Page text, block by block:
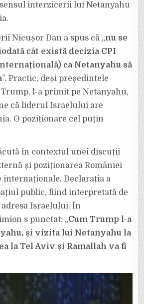
ȘI
NU
SĂ
VINĂ
ÎN
ROMÂNIA
interzicerii lui Netanyahu
Nicușor Dan a spus că „nu se
cât există decizia CPI
ca Netanyahu să
”. Practic, deși președintele
l-a primit pe Netanyahu,
că liderul Israelului are
O poziționare cel puțin
în contextul unei discuții
și poziționarea României
internaționale. Declarația a
public, fiind interpretată de
Israelului. În
s punctat: „Cum Trump l-a
și vizita lui Netanyahu la
la Tel Aviv și Ramallah va fi